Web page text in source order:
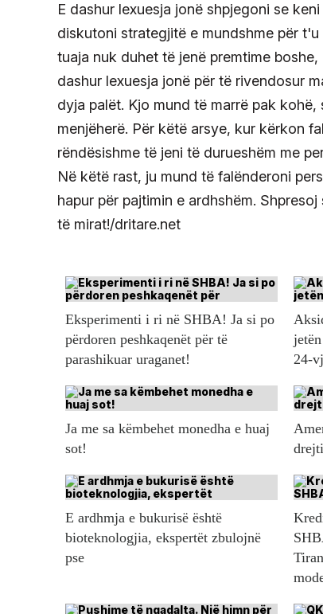
E dashur lexuesja jonë shpjegoni se
diskutoni strategjitë e mundshme për
tuaja nuk duhet të jenë premtime
dashur lexuesja jonë për të rivendosur
dyja palët. Kjo mund të marrë pak
menjëherë. Për këtë arsye, kur kërkon
rëndësishme të jeni të durueshëm me
Në këtë rast, ju mund të falënderoni
hapur për pajtimin e ardhshëm.
të mirat!/dritare.net
Eksperimenti i ri në SHBA! Ja si po
përdoren peshkaqenët për të
parashikuar uraganet!
24-
Ja me sa këmbehet monedha e huaj
sot!
E ardhmja e bukurisë është
bioteknologjia, ekspertët zbulojnë
pse